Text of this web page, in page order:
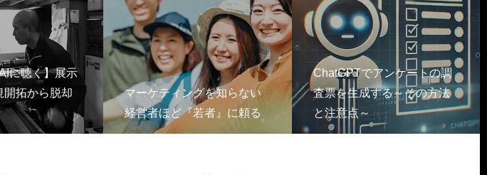
に聴く】展示
開拓から脱却
マーケティングを知らない
経営者ほど『若者』に頼る
ChatGPTでアンケートの調
査票を生成する～その方法
と注意点～